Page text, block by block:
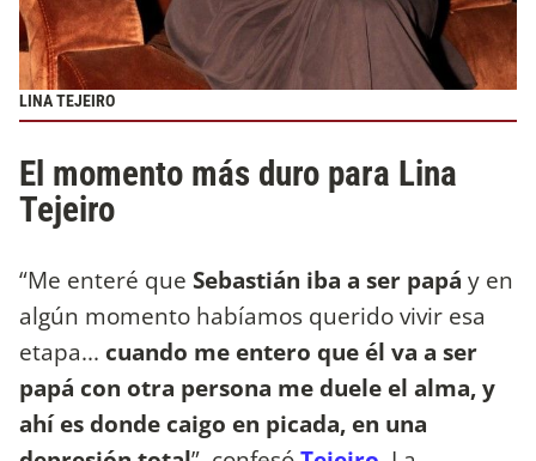
LINA TEJEIRO
El momento más duro para Lina
Tejeiro
“Me enteré que Sebastián iba a ser papá y en
algún momento habíamos querido vivir esa
etapa... cuando me entero que él va a ser
papá con otra persona me duele el alma, y
ahí es donde caigo en picada, en una